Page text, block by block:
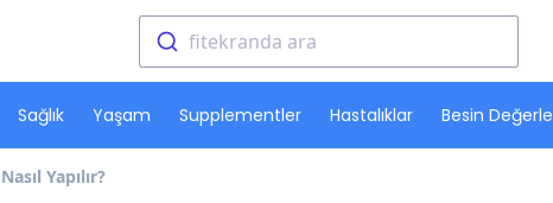
fitekranda ara
Sağlık Yaşam Supplementler Hastalıklar Besin
Yapılır?